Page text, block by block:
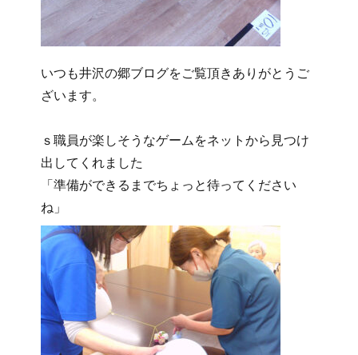
いつも井沢の郷ブログをご覧頂きありがとうご
ざいます。
ｓ職員が楽しそうなゲームをネットから見つけ
出してくれました
「準備ができるまでちょっと待ってください
ね」